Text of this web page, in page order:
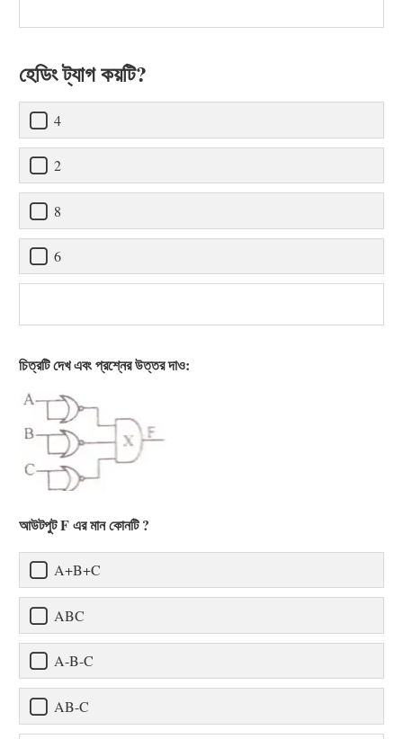
হেডিং ট্যাগ কয়টি?
4
2
8
6
চিত্রটি দেখ এবং প্রশ্নের উত্তর দাও:
আউটপুট F এর মান কোনটি ?
A+B+C
ABC
A-B-C
AB-C